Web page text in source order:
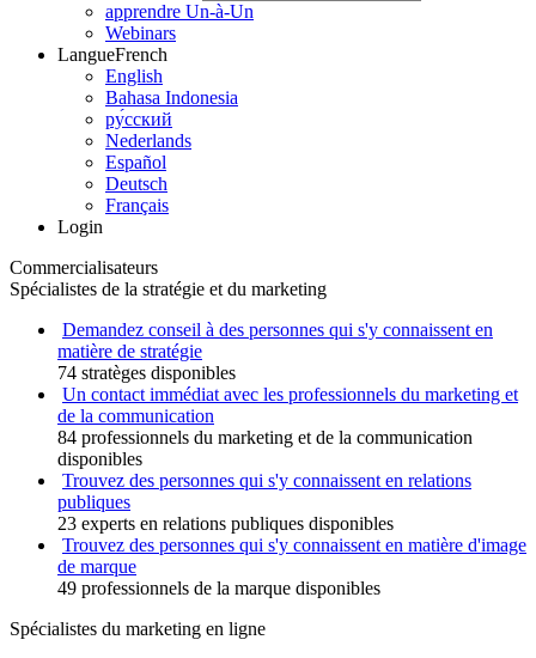
apprendre Un-à-Un
Webinars
LangueFrench
English
Bahasa Indonesia
ру́сский
Nederlands
Español
Deutsch
Français
Login
Commercialisateurs
Spécialistes de la stratégie et du marketing
Demandez conseil à des personnes qui s'y connaissent en
matière de stratégie
74 stratèges disponibles
Un contact immédiat avec les professionnels du marketing et
de la communication
84 professionnels du marketing et de la communication
disponibles
Trouvez des personnes qui s'y connaissent en relations
publiques
23 experts en relations publiques disponibles
Trouvez des personnes qui s'y connaissent en matière d'image
de marque
49 professionnels de la marque disponibles
Spécialistes du marketing en ligne